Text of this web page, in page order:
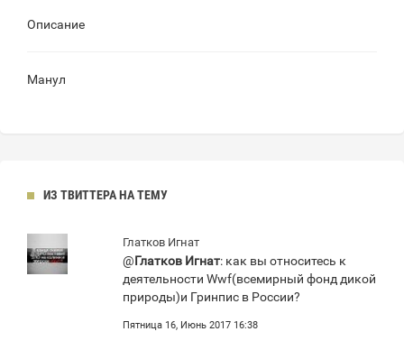
Описание
Манул
ИЗ ТВИТТЕРА НА ТЕМУ
Глатков Игнат
@Глатков Игнат: как вы относитесь к
деятельности Wwf(всемирный фонд дикой
природы)и Гринпис в России?
Пятница 16, Июнь 2017 16:38